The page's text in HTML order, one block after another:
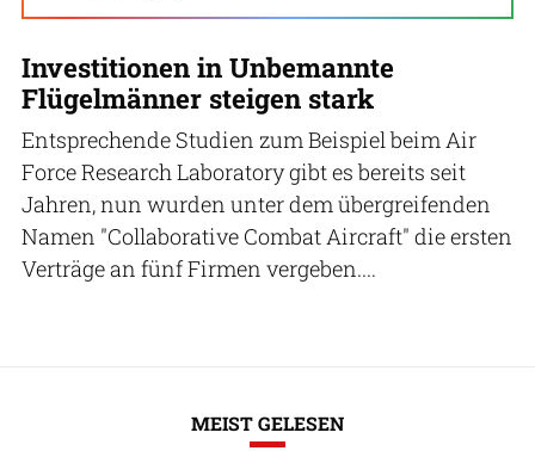
Investitionen in Unbemannte
Flügelmänner steigen stark
Entsprechende Studien zum Beispiel beim Air
Force Research Laboratory gibt es bereits seit
Jahren, nun wurden unter dem übergreifenden
Namen "Collaborative Combat Aircraft" die ersten
Verträge an fünf Firmen vergeben....
MEIST GELESEN